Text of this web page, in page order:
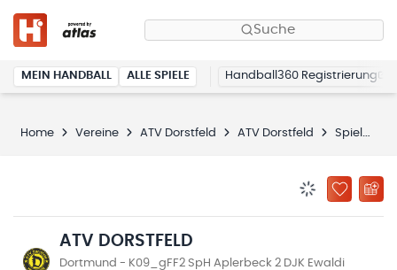
Suche
MEIN HANDBALL ALLE SPIELE Handball360 Registrierung
Home Vereine ATV Dorstfeld ATV Dorstfeld Spielplan
ZU
ATV DORSTFELD
Dortmund - K09_gFF2 SpH Aplerbeck 2 DJK Ewaldi